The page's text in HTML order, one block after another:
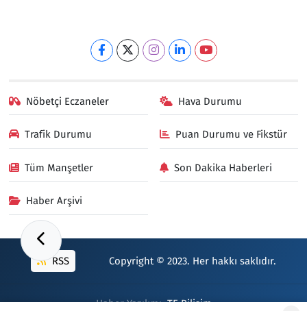
Nöbetçi Eczaneler Hava Durumu
Trafik Durumu Puan Durumu ve Fikstür
Tüm Manşetler Son Dakika Haberleri
Haber Arşivi
RSS Copyright © 2023. Her hakkı saklıdır.
Haber Yazılımı:TE Bilişim